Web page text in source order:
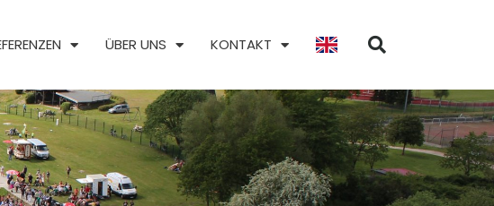
ÜBER UNS KONTAKT